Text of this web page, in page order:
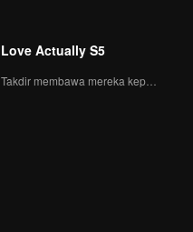
Love Actually S5
Takdir membawa mereka kepada cinta yang tulus!